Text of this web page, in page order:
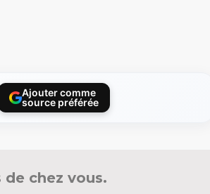
Ajouter comme
source préférée
chez vous.